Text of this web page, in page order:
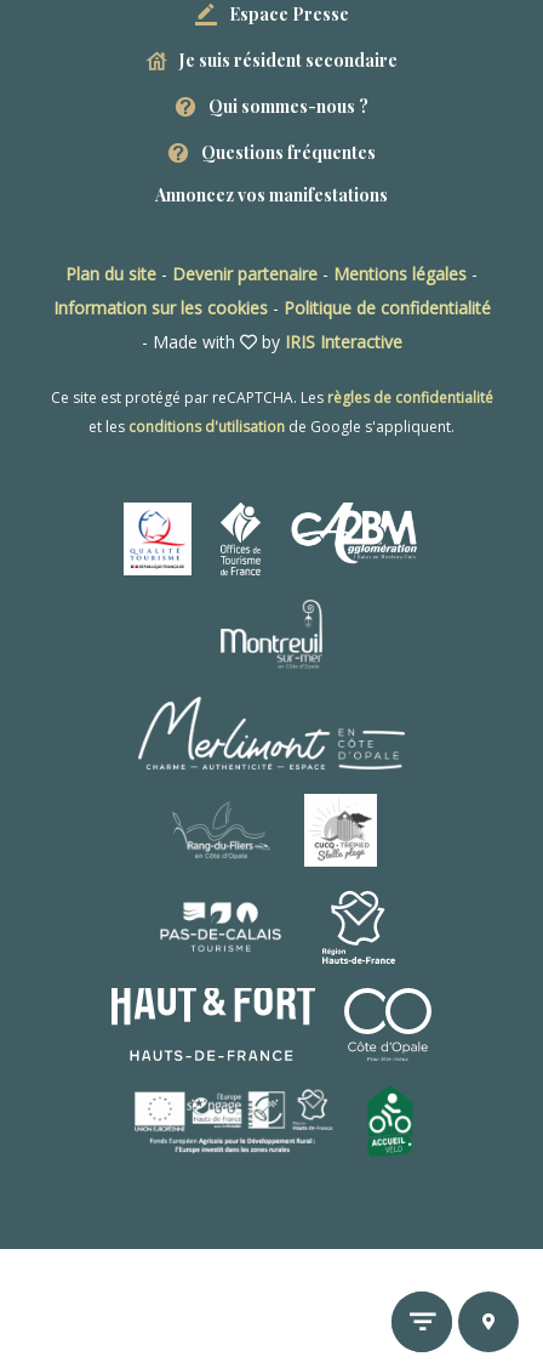
Espace Presse
Je suis résident secondaire
Qui sommes-nous ?
Questions fréquentes
Annoncez vos manifestations
Plan du site - Devenir partenaire - Mentions légales -
Information sur les cookies- Politique de confidentialité
- Made with
by IRIS Interactive
Ce site est protégé par reCAPTCHA. Les règles de confidentialité
et les conditions d'utilisation de Google s'appliquent.